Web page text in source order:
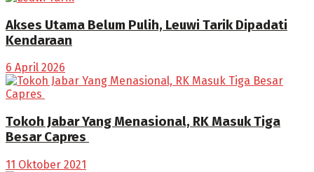
Akses Utama Belum Pulih, Leuwi Tarik Dipadati
Kendaraan
6 April 2026
Tokoh Jabar Yang Menasional, RK Masuk Tiga
Besar Capres
11 Oktober 2021